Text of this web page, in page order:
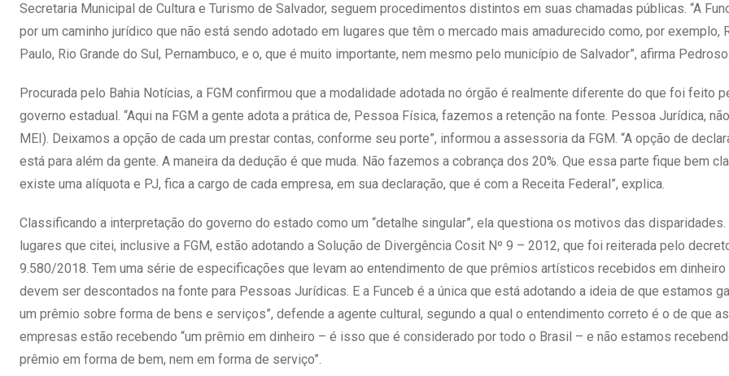
Secretaria Municipal de Cultura e Turismo de Salvador, seguem procedimentos distintos em suas chamadas públicas. “A
por um caminho jurídico que não está sendo adotado em lugares que têm o mercado mais amadurecido como, por exemplo,
Paulo, Rio Grande do Sul, Pernambuco, e o, que é muito importante, nem mesmo pelo município de Salvador”, afirma
Procurada pelo Bahia Notícias, a FGM confirmou que a modalidade adotada no órgão é realmente diferente do que foi feito
governo estadual. “Aqui na FGM a gente adota a prática de, Pessoa Física, fazemos a retenção na fonte. Pessoa Jurídica,
MEI). Deixamos a opção de cada um prestar contas, conforme seu porte”, informou a assessoria da FGM. “A opção de
está para além da gente. A maneira da dedução é que muda. Não fazemos a cobrança dos 20%. Que essa parte fique bem
existe uma alíquota e PJ, fica a cargo de cada empresa, em sua declaração, que é com a Receita Federal”, explica.
Classificando a interpretação do governo do estado como um “detalhe singular”, ela questiona os motivos das disparidades.
lugares que citei, inclusive a FGM, estão adotando a Solução de Divergência Cosit Nº 9 – 2012, que foi reiterada pelo
9.580/2018. Tem uma série de especificações que levam ao entendimento de que prêmios artísticos recebidos em dinheiro
devem ser descontados na fonte para Pessoas Jurídicas. E a Funceb é a única que está adotando a ideia de que estamos
um prêmio sobre forma de bens e serviços”, defende a agente cultural, segundo a qual o entendimento correto é o de que as
empresas estão recebendo “um prêmio em dinheiro – é isso que é considerado por todo o Brasil – e não estamos
prêmio em forma de bem, nem em forma de serviço”.